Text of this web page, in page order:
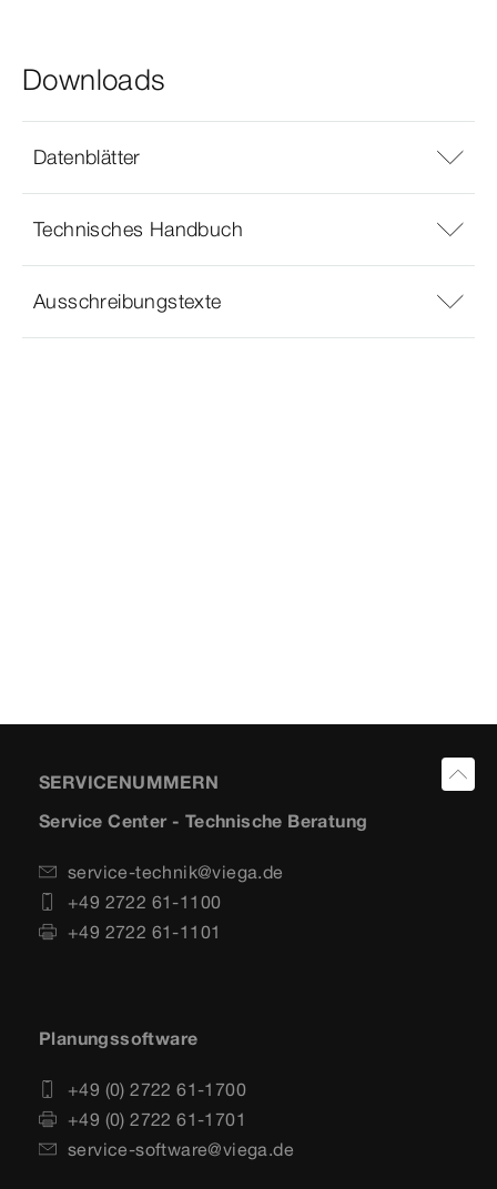
Downloads
Datenblätter
Technisches Handbuch
Ausschreibungstexte
SERVICENUMMERN
Service Center - Technische Beratung
service-technik@viega.de
+49 2722 61-1100
+49 2722 61-1101
Planungssoftware
+49 (0) 2722 61-1700
+49 (0) 2722 61-1701
service-software@viega.de